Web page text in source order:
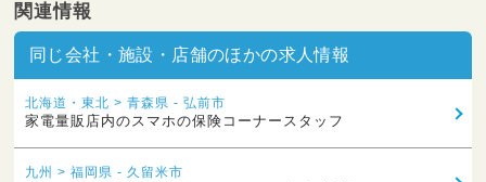
関連情報
同じ会社・施設・店舗のほかの求人情報
北海道・東北 > 青森県 - 弘前市
家電量販店内のスマホの保険コーナースタッフ
九州 > 福岡県 - 久留米市